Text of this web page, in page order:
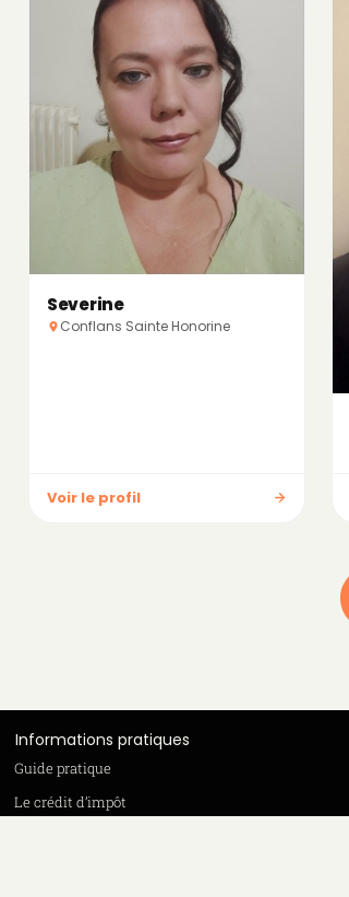
Severine
Conflans Sainte Honorine
Voir le profil
Informations pratiques
Guide pratique
Le crédit d’impôt